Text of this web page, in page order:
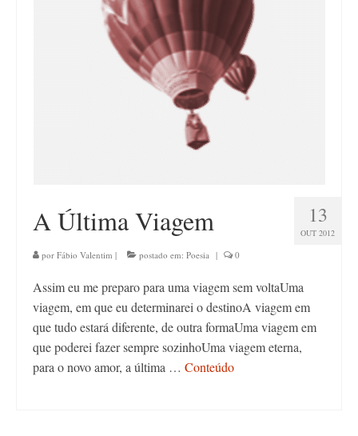
13
OUT 2012
A Última Viagem
por Fábio Valentim | postado em: Poesia | 0
Assim eu me preparo para uma viagem sem voltaUma
viagem, em que eu determinarei o destinoA viagem em
que tudo estará diferente, de outra formaUma viagem em
que poderei fazer sempre sozinhoUma viagem eterna,
para o novo amor, a última … Conteúdo